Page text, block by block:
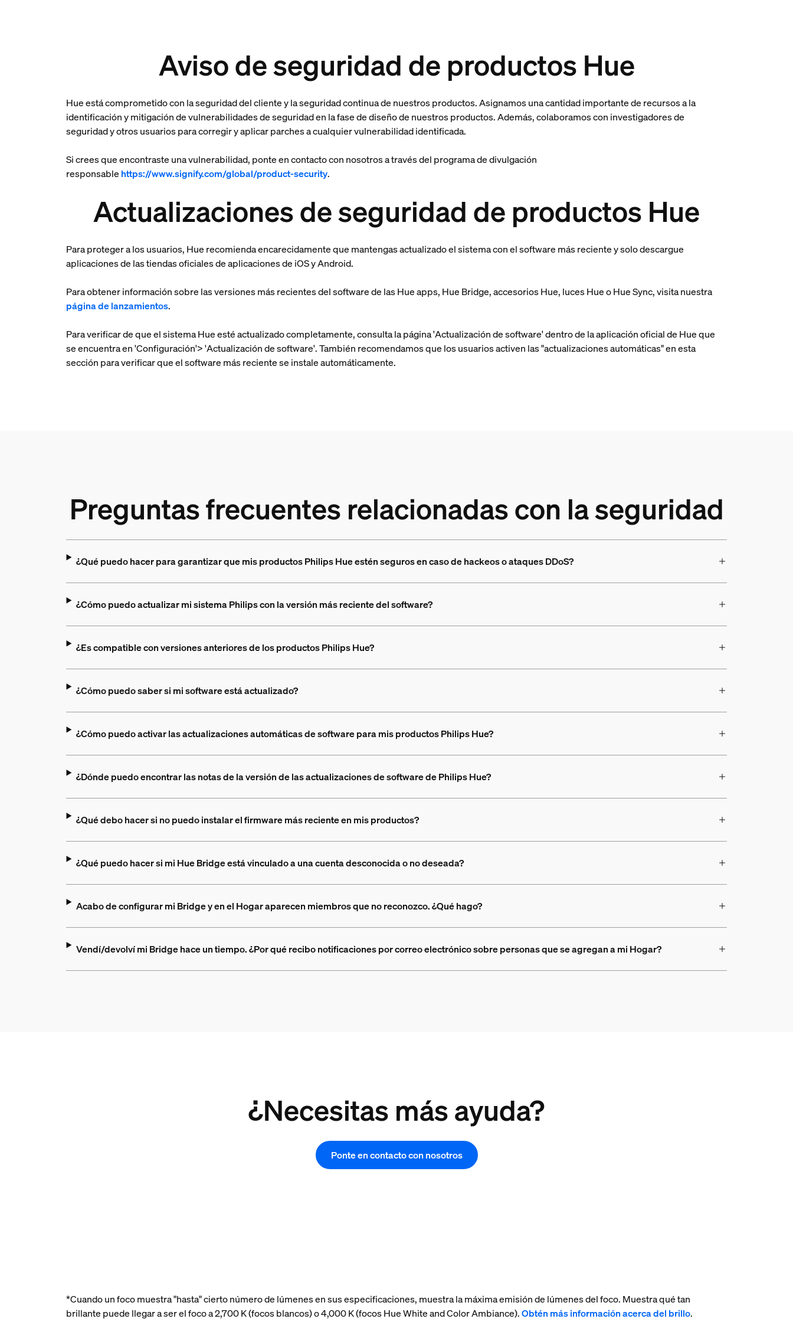
Aviso de seguridad de productos Hue
Hue está comprometido con la seguridad del cliente y la seguridad continua de nuestros productos. Asignamos una cantidad importante de recursos a la
identificación y mitigación de vulnerabilidades de seguridad en la fase de diseño de nuestros productos. Además, colaboramos con investigadores de
seguridad y otros usuarios para corregir y aplicar parches a cualquier vulnerabilidad identificada.
Si crees que encontraste una vulnerabilidad, ponte en contacto con nosotros a través del programa de divulgación
responsable https://www.signify.com/global/product-security.
Actualizaciones de seguridad de productos Hue
Para proteger a los usuarios, Hue recomienda encarecidamente que mantengas actualizado el sistema con el software más reciente y solo descargue
aplicaciones de las tiendas oficiales de aplicaciones de iOS y Android.
Para obtener información sobre las versiones más recientes del software de las Hue apps, Hue Bridge, accesorios Hue, luces Hue o Hue Sync, visita nuestra
página de lanzamientos.
Para verificar de que el sistema Hue esté actualizado completamente, consulta la página 'Actualización de software' dentro de la aplicación oficial de Hue que
se encuentra en 'Configuración'> 'Actualización de software'. También recomendamos que los usuarios activen las "actualizaciones automáticas" en esta
sección para verificar que el software más reciente se instale automáticamente.
Preguntas frecuentes relacionadas con la seguridad
¿Qué puedo hacer para garantizar que mis productos Philips Hue estén seguros en caso de hackeos o ataques DDoS?
¿Cómo puedo actualizar mi sistema Philips con la versión más reciente del software?
¿Es compatible con versiones anteriores de los productos Philips Hue?
¿Cómo puedo saber si mi software está actualizado?
¿Cómo puedo activar las actualizaciones automáticas de software para mis productos Philips Hue?
¿Dónde puedo encontrar las notas de la versión de las actualizaciones de software de Philips Hue?
¿Qué debo hacer si no puedo instalar el firmware más reciente en mis productos?
¿Qué puedo hacer si mi Hue Bridge está vinculado a una cuenta desconocida o no deseada?
Acabo de configurar mi Bridge y en el Hogar aparecen miembros que no reconozco. ¿Qué hago?
Vendí/devolví mi Bridge hace un tiempo. ¿Por qué recibo notificaciones por correo electrónico sobre personas que se agregan a mi Hogar?
¿Necesitas más ayuda?
Ponte en contacto con nosotros
*Cuando un foco muestra "hasta" cierto número de lúmenes en sus especificaciones, muestra la máxima emisión de lúmenes del foco. Muestra qué tan
brillante puede llegar a ser el foco a 2,700 K (focos blancos) o 4,000 K (focos Hue White and Color Ambiance).Obtén más información acerca del brillo.